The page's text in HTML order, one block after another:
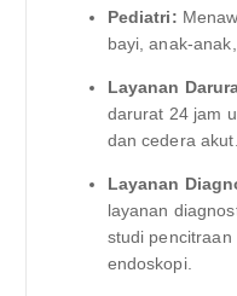
Pediatri:
bayi, anak-
Layanan
darurat 24 jam
dan cedera akut.
Layanan
layanan
studi
endoskopi.